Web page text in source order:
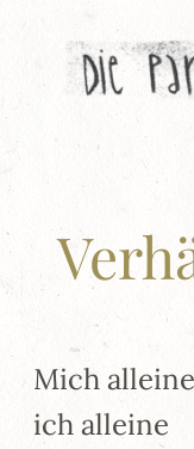
Zum
Inhalt
Mich alleine
ich alleine